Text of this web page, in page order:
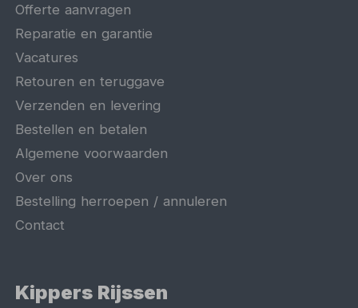
Offerte aanvragen
Reparatie en garantie
Vacatures
Retouren en teruggave
Verzenden en levering
Bestellen en betalen
Algemene voorwaarden
Over ons
Bestelling herroepen / annuleren
Contact
Kippers Rijssen